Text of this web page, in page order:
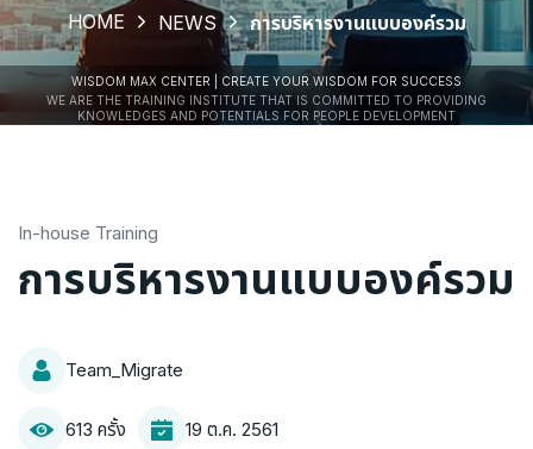
HOME NEWS การบริหารงานแบบองค์รวม
WISDOM MAX CENTER | CREATE YOUR WISDOM FOR SUCCESS
WE ARE THE TRAINING INSTITUTE THAT IS COMMITTED TO PROVIDING
KNOWLEDGES AND POTENTIALS FOR PEOPLE DEVELOPMENT
In-house Training
การบริหารงานแบบองค์รวม
Team_Migrate
19 ต.ค. 2561
613 ครั้ง